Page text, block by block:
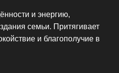
и энергию,
семьи. Притягивает
и благополучие в